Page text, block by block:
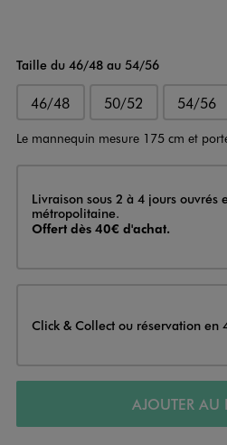
Taille du 46/48 au 54/56
46/48 50/52 54/56
Le mannequin mesure 175 cm et
Livraison
Livraison sous 2 à 4 jours ouvrés
métropolitaine.
Offert dès 40€ d'achat.
Click & Collect ou réservation en
AJOUTER AU